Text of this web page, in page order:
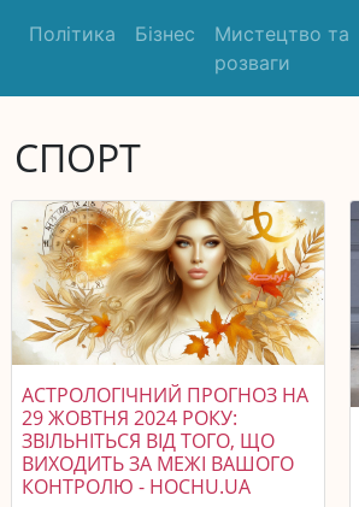
Політика Бізнес
Мистецтво та
розваги
СПОРТ
АСТРОЛОГІЧНИЙ ПРОГНОЗ НА
29 ЖОВТНЯ 2024 РОКУ:
ЗВІЛЬНІТЬСЯ ВІД ТОГО, ЩО
ВИХОДИТЬ ЗА МЕЖІ ВАШОГО
КОНТРОЛЮ - HOCHU.UA